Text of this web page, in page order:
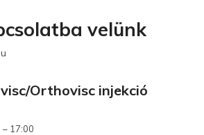
velünk
Orthovisc injekció
17:00